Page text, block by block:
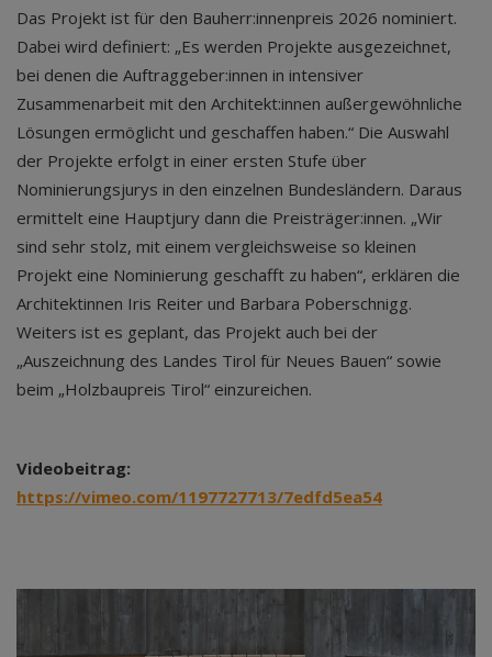
Das Projekt ist für den Bauherr:innenpreis 2026 nominiert.
Dabei wird definiert: „Es werden Projekte ausgezeichnet,
bei denen die Auftraggeber:innen in intensiver
Zusammenarbeit mit den Architekt:innen außergewöhnliche
Lösungen ermöglicht und geschaffen haben.“ Die Auswahl
der Projekte erfolgt in einer ersten Stufe über
Nominierungsjurys in den einzelnen Bundesländern. Daraus
ermittelt eine Hauptjury dann die Preisträger:innen. „Wir
sind sehr stolz, mit einem vergleichsweise so kleinen
Projekt eine Nominierung geschafft zu haben“, erklären die
Architektinnen Iris Reiter und Barbara Poberschnigg.
Weiters ist es geplant, das Projekt auch bei der
„Auszeichnung des Landes Tirol für Neues Bauen“ sowie
beim „Holzbaupreis Tirol“ einzureichen.
Videobeitrag:
https://vimeo.com/1197727713/7edfd5ea54